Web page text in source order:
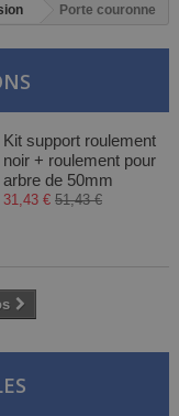
Porte couronne
Kit support roulement
noir + roulement pour
arbre de 50mm
31,43 € 51,43 €